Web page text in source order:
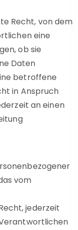
Recht, von dem
eine
ob sie
Daten
betroffene
in Anspruch
an einen
vom
jederzeit